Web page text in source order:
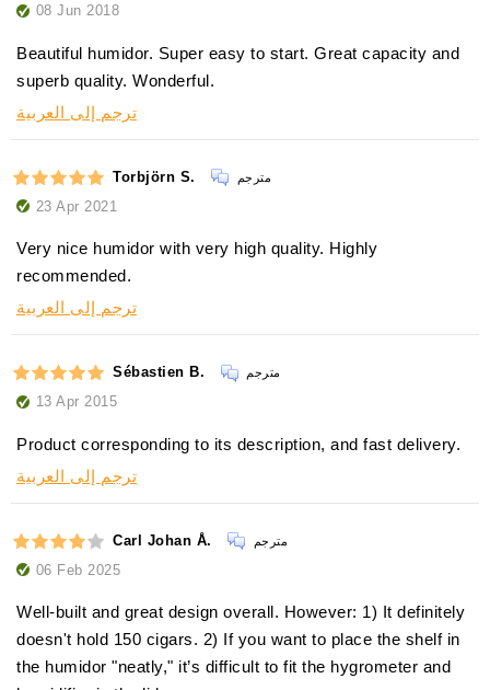
08 Jun 2018
Beautiful humidor. Super easy to start. Great capacity and
superb quality. Wonderful.
ترجم إلى العربية
Torbjörn S. مترجم
23 Apr 2021
Very nice humidor with very high quality. Highly
recommended.
ترجم إلى العربية
Sébastien B. مترجم
13 Apr 2015
Product corresponding to its description, and fast delivery.
ترجم إلى العربية
Carl Johan Å. مترجم
06 Feb 2025
Well-built and great design overall. However: 1) It definitely
doesn't hold 150 cigars. 2) If you want to place the shelf in
the humidor "neatly," it’s difficult to fit the hygrometer and